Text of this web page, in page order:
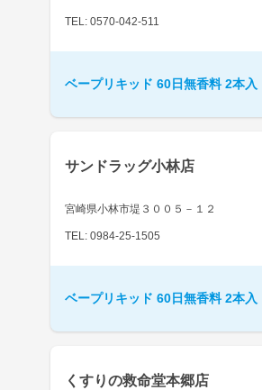
TEL: 0570-042-511
ベープリキッド 60日無香料 2本入
サンドラッグ小林店
宮崎県小林市堤３００５－１２
TEL: 0984-25-1505
ベープリキッド 60日無香料 2本入
くすりの救命堂本郷店